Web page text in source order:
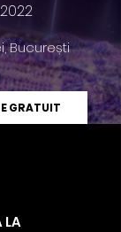
București
GRATUIT
LA